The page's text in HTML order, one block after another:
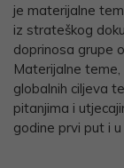
je materijalne
iz strateškog
doprinosa grupe
Materijalne
globalnih ciljeva
pitanjima i
godine prvi put i